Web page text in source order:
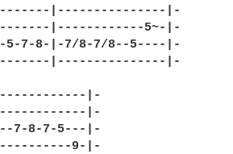
|---------------|-
|------------5~-|-
7-8-|-7/8-7/8--5----|-
|---------------|-
|-
|-
3--5-8--7-8-7-5---|-
9-|-